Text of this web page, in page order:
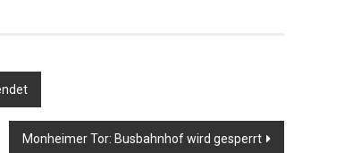
Monheimer Tor: Busbahnhof wird gesperrt